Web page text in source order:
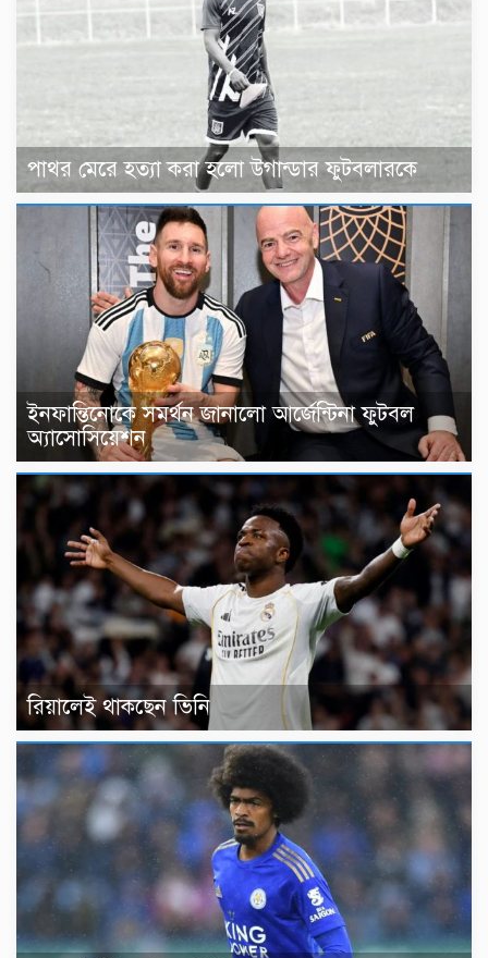
পাথর মেরে হত্যা করা হলো উগান্ডার ফুটবলারকে
ইনফান্তিনোকে সমর্থন জানালো আর্জেন্টিনা ফুটবল
অ্যাসোসিয়েশন
রিয়ালেই থাকছেন ভিনি